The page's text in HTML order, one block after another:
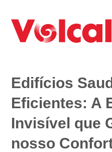
Edifícios
Eficientes: A
Invisível que
nosso